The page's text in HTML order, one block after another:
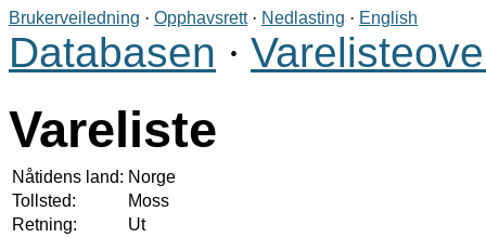
Brukerveiledning · Opphavsrett· Nedlasting · English
Databasen ·
Vareliste
Nåtidens land: Norge
Tollsted:
Moss
Retning:
Ut